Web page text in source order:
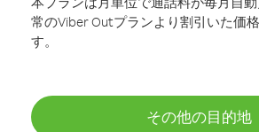
常のViber Outプランより割引いた価
す。
その他の目的地